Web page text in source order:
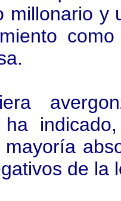
millonario y
ha
de la